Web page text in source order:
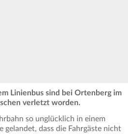
Linienbus sind bei Ortenberg im
verletzt worden.
so unglücklich in einem
gelandet, dass die Fahrgäste nicht